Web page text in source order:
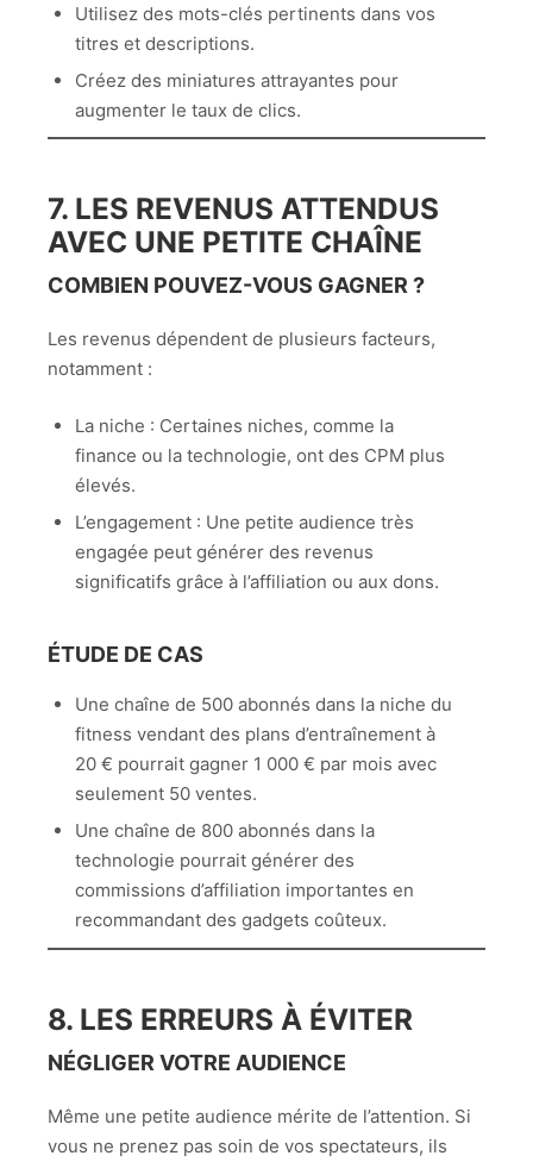
Utilisez des mots-clés pertinents dans vos
titres et descriptions.
Créez des miniatures attrayantes pour
augmenter le taux de clics.
7. LES REVENUS ATTENDUS
AVEC UNE PETITE CHAÎNE
COMBIEN POUVEZ-VOUS GAGNER ?
Les revenus dépendent de plusieurs facteurs,
notamment :
La niche : Certaines niches, comme la
finance ou la technologie, ont des CPM plus
élevés.
L’engagement : Une petite audience très
engagée peut générer des revenus
significatifs grâce à l’affiliation ou aux dons.
ÉTUDE DE CAS
Une chaîne de 500 abonnés dans la niche du
fitness vendant des plans d’entraînement à
20 € pourrait gagner 1 000 € par mois avec
seulement 50 ventes.
Une chaîne de 800 abonnés dans la
technologie pourrait générer des
commissions d’affiliation importantes en
recommandant des gadgets coûteux.
8. LES ERREURS À ÉVITER
NÉGLIGER VOTRE AUDIENCE
Même une petite audience mérite de l’attention. Si
vous ne prenez pas soin de vos spectateurs, ils